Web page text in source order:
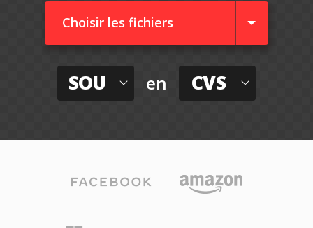
Choisir les fichiers
SOU en CVS